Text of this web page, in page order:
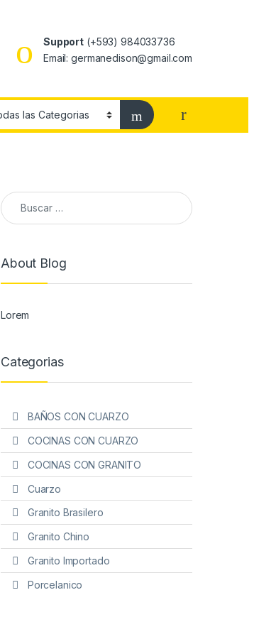
Support (+593) 984033736
Email: germanedison@gmail.com
About Blog
Lorem
Categorias
BAÑOS CON CUARZO
COCINAS CON CUARZO
COCINAS CON GRANITO
Cuarzo
Granito Brasilero
Granito Chino
Granito Importado
Porcelanico